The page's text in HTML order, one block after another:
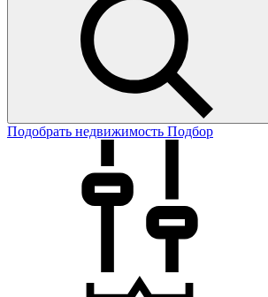
Подобрать недвижимость Подбор